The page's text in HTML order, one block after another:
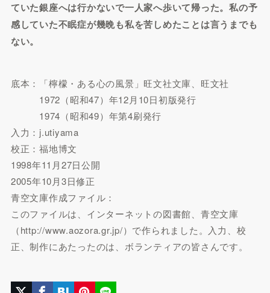
ていた銀座へは行かないで一人家へ歩いて帰った。私の予
感していた不眠症が幾晩も私を苦しめたことは言うまでも
ない。
底本：「檸檬・ある心の風景」旺文社文庫、旺文社
1972（昭和47）年12月10日初版発行
1974（昭和49）年第4刷発行
入力：j.utiyama
校正：福地博文
1998年11月27日公開
2005年10月3日修正
青空文庫作成ファイル：
このファイルは、インターネットの図書館、青空文庫
（http://www.aozora.gr.jp/）で作られました。入力、校
正、制作にあたったのは、ボランティアの皆さんです。